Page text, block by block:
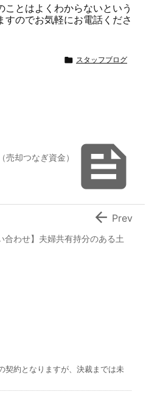
とはよくわからないという
のでお気軽にお電話くださ
 スタッフブログ

却つなぎ資金）
合わせ】夫婦共有持分のある土
 Prev
契約となりますが、決裁までは未